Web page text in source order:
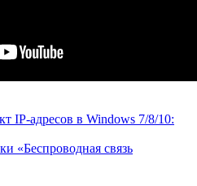
IP-адресов в Windows 7/8/10:
«Беспроводная связь